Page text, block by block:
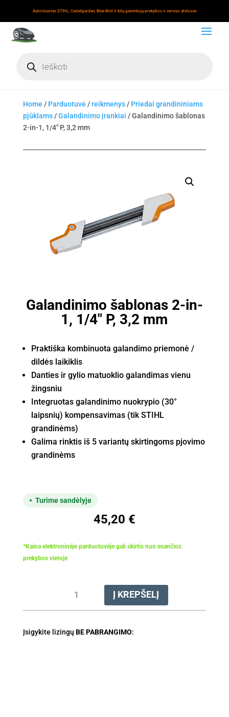
Autorizuotas STIHL, Castelgarden, Blue Bird ir kitų gamintojų prekybos ir serviso atstovas
search
Home / Parduotuvė /reikmenys/ Priedai grandininiams
pjūklams/Galandinimo įrankiai / Galandinimo šablonas
2-in-1, 1/4" P, 3,2 mm
Galandinimo šablonas 2-in-
1, 1/4" P, 3,2 mm
Praktiška kombinuota galandimo priemonė /
dildės laikiklis
Danties ir gylio matuoklio galandimas vienu
žingsniu
Integruotas galandinimo nuokrypio (30°
laipsnių) kompensavimas (tik STIHL
grandinėms)
Galima rinktis iš 5 variantų skirtingoms pjovimo
grandinėms
Turime sandėlyje
45,20 €
*Kaina elektroninėje parduotuvėje gali skirtis nuo esančios
prekybos vietoje
kiekis:
Galandinimo
2-
Į KREPŠELĮ
Įsigykite lizingų BE PABRANGIMO: